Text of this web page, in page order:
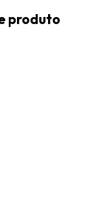
produto